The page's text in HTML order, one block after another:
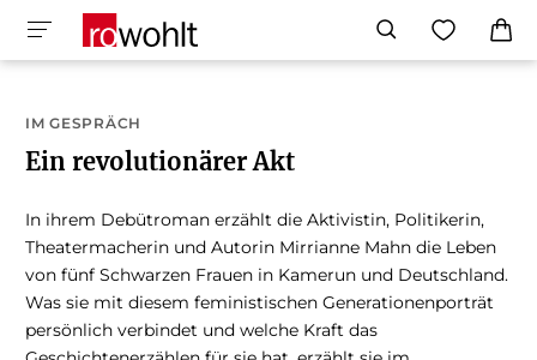
IM GESPRÄCH
Ein revolutionärer Akt
In ihrem Debütroman erzählt die Aktivistin, Politikerin,
Theatermacherin und Autorin Mirrianne Mahn die Leben
von fünf Schwarzen Frauen in Kamerun und Deutschland.
Was sie mit diesem feministischen Generationenporträt
persönlich verbindet und welche Kraft das